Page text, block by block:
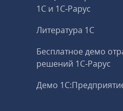
1С и 1С‑Рарус
Литература 1С
Бесплатное демо
решений 1С‑Рарус
Демо